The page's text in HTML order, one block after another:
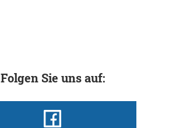
Folgen Sie uns auf: